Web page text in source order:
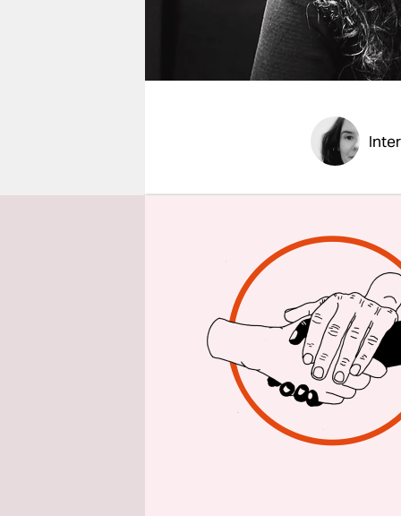
unterstützen
genossenschaft
taz: Frau
Mehrfach
jetzt,
Antje Joel:
erste Mal
Eine
Warum
Die